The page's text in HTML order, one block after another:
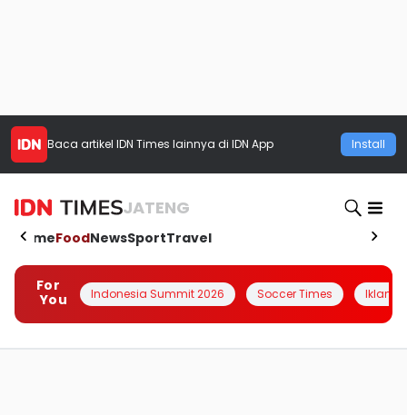
Baca artikel IDN Times lainnya di IDN App Install
JATENG
HomeFoodNewsSportTravel
For
You
Indonesia Summit 2026 Soccer Times Iklanin